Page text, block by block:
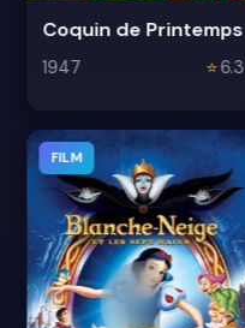
Coquin de Printemps
1947 ⭐6.3
FILM